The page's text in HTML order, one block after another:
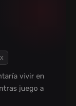
X
vivir en
juego a